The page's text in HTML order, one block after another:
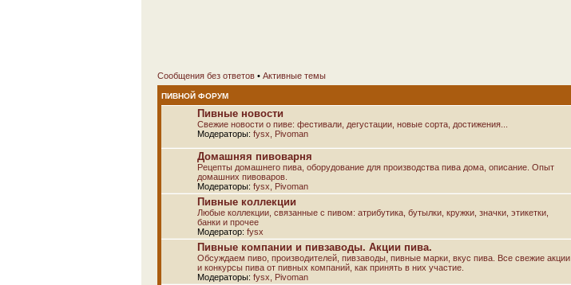
Сообщения без ответов • Активные темы
ПИВНОЙ ФОРУМ
Пивные новости
Свежие новости о пиве: фестивали, дегустации, новые сорта, достижения...
Модераторы: fysx Pivoman
Домашняя пивоварня
Рецепты домашнего пива, оборудование для производства пива дома, описание. Опыт
домашних пивоваров.
Модераторы: fysx Pivoman
Пивные коллекции
Любые коллекции, связанные с пивом: атрибутика, бутылки, кружки, значки, этикетки,
банки и прочее
Модератор: fysx
Пивные компании и пивзаводы. Акции пива.
Обсуждаем пиво, производителей, пивзаводы, пивные марки, вкус пива. Все свежие акции
и конкурсы пива от пивных компаний, как принять в них участие.
Модераторы: fysx Pivoman